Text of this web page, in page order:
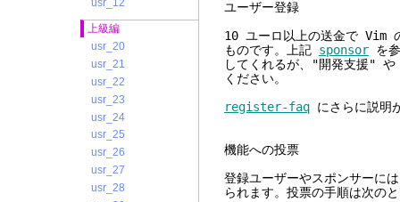
usr_12
上級編
usr_20
usr_21
usr_22
usr_23
usr_24
usr_25
usr_26
usr_27
usr_28
ユー
10 ユーロ以上の送金で Vim
ものです。上記 sponsor を
してくれるが、"開発支援"
ください。
register-faq にさらに説明
機能
登録ユーザーやスポンサーに
られます。投票の手順は次の